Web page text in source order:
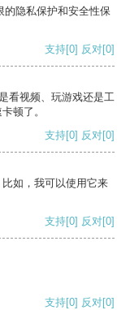
的隐私保护和安全性保
支持[0] 反对[0]
看视频、玩游戏还是工
顿了。
支持[0] 反对[0]
如，我可以使用它来
支持[0] 反对[0]
支持[0] 反对[0]